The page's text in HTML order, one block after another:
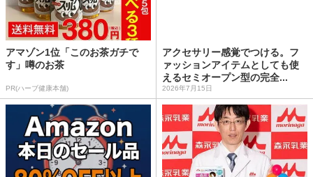
アマゾン1位「このお茶ガチで
す」噂のお茶
PR(ハーブ健康本舗)
アクセサリー感覚でつける。フ
ァッションアイテムとしても使
えるセミオープン型の完全...
2026年7月15日